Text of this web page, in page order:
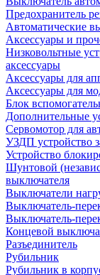
Предохранитель
Автоматические
Аксессуары и
Низковольтные
аксессуары
Аксессуары для
Аксессуары для
Блок
Дополнительные
Сервомотор для
УЗДП устройство
Устройство
Шунтовой
выключателя
Выключатели
Выключатель-
Выключатель-
Концевой
Разъединитель
Рубильник
Рубильник в